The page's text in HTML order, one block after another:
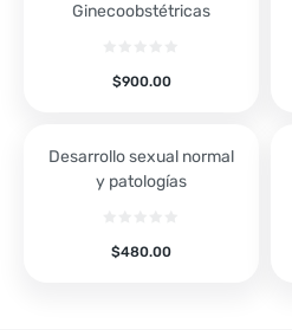
Ginecoobstétricas
$900.00
Desarrollo sexual normal
y patologías
$480.00